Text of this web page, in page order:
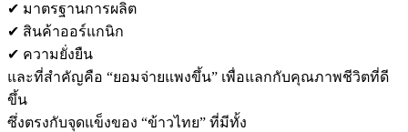
✔ มาตรฐานการผลิต
✔ สินค้าออร์แกนิก
✔ ความยั่งยืน
และที่สำคัญคือ “ยอมจ่ายแพงขึ้น” เพื่อแลกกับคุณภาพชีวิตที่ดี
ขึ้น
ซึ่งตรงกับจุดแข็งของ “ข้าวไทย” ที่มีทั้ง